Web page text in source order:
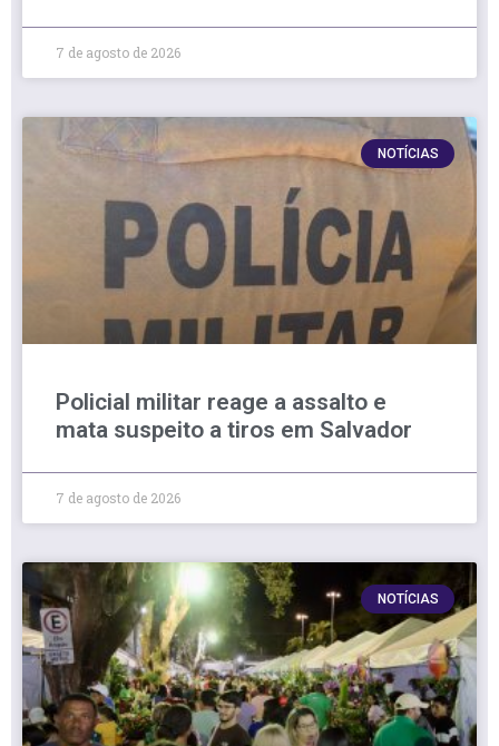
7 de agosto de 2026
NOTÍCIAS
Policial militar reage a assalto e
mata suspeito a tiros em Salvador
7 de agosto de 2026
NOTÍCIAS